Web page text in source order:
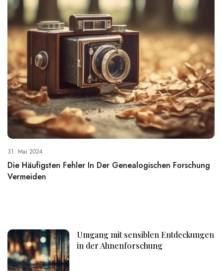
31. Mai 2024
Die Häufigsten Fehler In Der Genealogischen Forschung
Vermeiden
Umgang mit sensiblen Entdeckungen
in der Ahnenforschung